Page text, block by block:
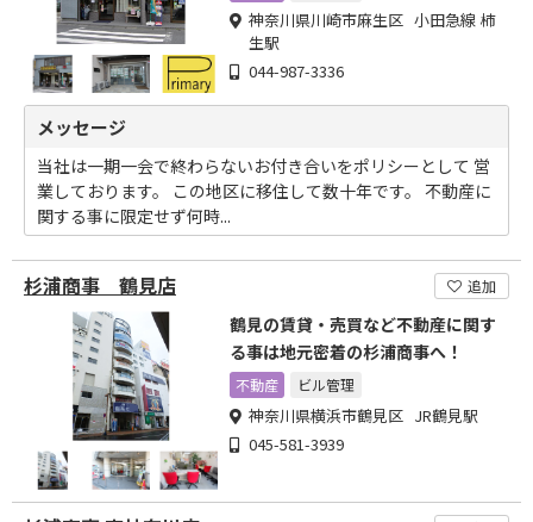
神奈川県川崎市麻生区 小田急線 柿
生駅
044-987-3336
メッセージ
当社は一期一会で終わらないお付き合いをポリシーとして 営
業しております。 この地区に移住して数十年です。 不動産に
関する事に限定せず何時...
杉浦商事 鶴見店 追加
鶴見の賃貸・売買など不動産に関す
る事は地元密着の杉浦商事へ！
不動産 ビル管理
神奈川県横浜市鶴見区 JR鶴見駅
045-581-3939